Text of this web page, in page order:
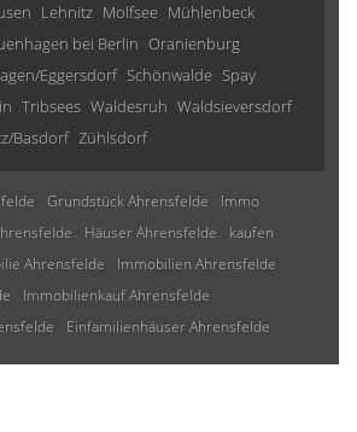
Lehnitz Molfsee Mühlenbeck
bei Berlin Oranienburg
Eggersdorf Schönwalde Spay
Tribsees Waldesruh Waldsieversdorf
Basdorf Zühlsdorf
Grundstück Ahrensfelde
Immo
Häuser Ahrensfelde
kaufen
Ahrensfelde
Immobilien Ahrensfelde
Immobilienkauf Ahrensfelde
Einfamilienhäuser Ahrensfelde